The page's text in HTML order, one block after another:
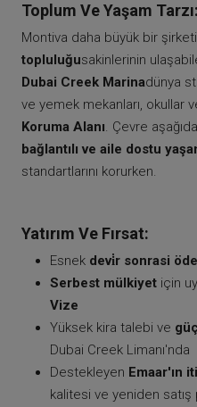
Toplum Ve Yaşam Tarzı:
Montiva daha büyük bir
topluluğusakinlerinin
Dubai Creek Marinadünya
ve yemek mekanları, okullar
Koruma Alanı. Çevre
bağlantılı ve aile dostu
standartlarını korurken.
Yatırım Ve Fırsat:
Esnek devi̇r sonrasi
Serbest mülkiyet için
Vize
Yüksek kira talebi ve
Dubai Creek Limanı'nda
Destekleyen Emaar'ın
kalitesi ve yeniden satış